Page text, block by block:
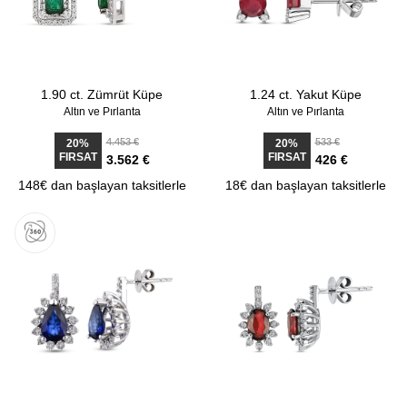
1.90 ct. Zümrüt Küpe
Altın ve Pırlanta
20%
FIRSAT
4.453 €
3.562 €
148€ dan başlayan taksitlerle
1.24 ct. Yakut Küpe
Altın ve Pırlanta
20%
FIRSAT
533 €
426 €
18€ dan başlayan taksitlerle